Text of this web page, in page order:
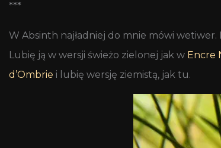
***
W Absinth najładniej do mnie mówi
Lubię ją w wersji świeżo zielonej jak w Encre
d’Ombrie i lubię wersję ziemistą, jak tu.